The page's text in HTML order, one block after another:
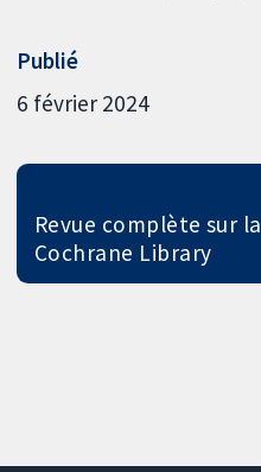
Publié
6 février 2024
Revue complète sur la
Cochrane Library